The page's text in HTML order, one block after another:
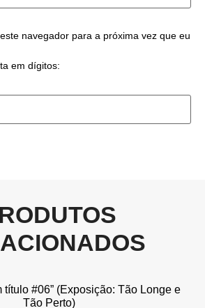
navegador para a próxima vez que eu
em dígitos:
título #06” (Exposição: Tão Longe e
Tão Perto)